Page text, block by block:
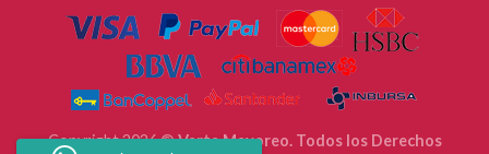
Copyright 2026 ©Varta Mayoreo. Todos los Derechos